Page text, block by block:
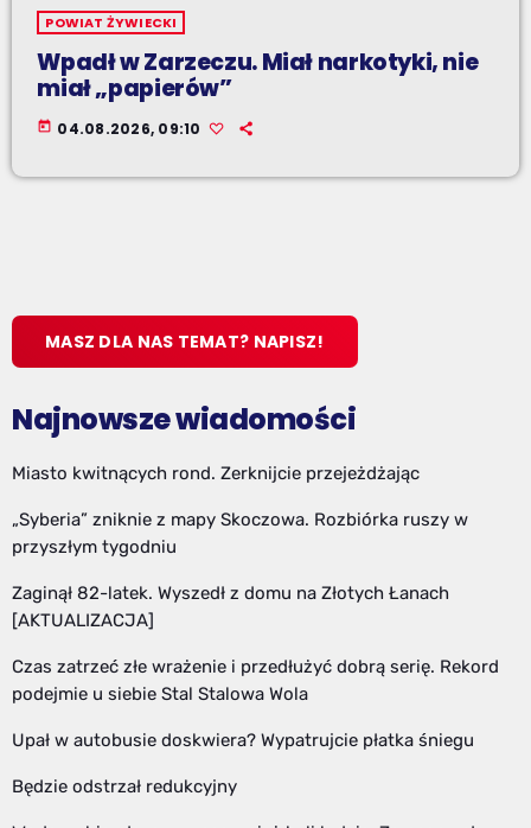
POWIAT ŻYWIECKI
Wpadł w Zarzeczu. Miał narkotyki, nie
miał „papierów”
today 04.08.2026, 09:10
MASZ DLA NAS TEMAT? NAPISZ!
Najnowsze wiadomości
Miasto kwitnących rond. Zerknijcie przejeżdżając
„Syberia” zniknie z mapy Skoczowa. Rozbiórka ruszy w
przyszłym tygodniu
Zaginął 82-latek. Wyszedł z domu na Złotych Łanach
[AKTUALIZACJA]
Czas zatrzeć złe wrażenie i przedłużyć dobrą serię. Rekord
podejmie u siebie Stal Stalowa Wola
Upał w autobusie doskwiera? Wypatrujcie płatka śniegu
Będzie odstrzał redukcyjny